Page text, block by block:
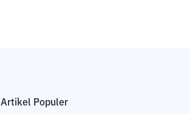
Artikel Populer